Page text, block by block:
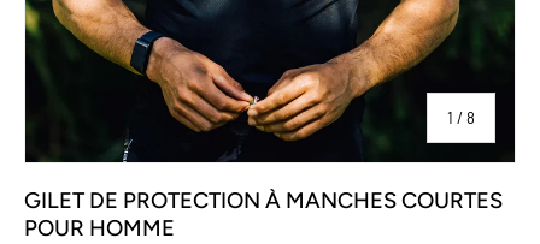
1 /sur
8
GILET DE PROTECTION À MANCHES COURTES
POUR HOMME